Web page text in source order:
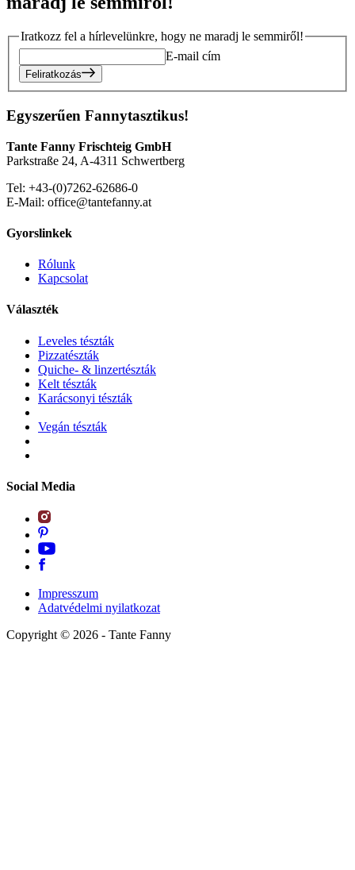
Iratkozz fel a hírlevelünkre, hogy ne maradj le semmiről!
E-mail cím
Feliratkozás
Egyszerűen Fannytasztikus!
Tante Fanny Frischteig GmbH
Parkstraße 24, A-4311 Schwertberg
Tel: +43-(0)7262-62686-0
E-Mail: office@tantefanny.at
Gyorslinkek
Rólunk
Kapcsolat
Választék
Leveles tészták
Pizzatészták
Quiche- & linzertészták
Kelt tészták
Karácsonyi tészták
Vegán tészták
Social Media
Impresszum
Adatvédelmi nyilatkozat
Copyright © 2026 - Tante Fanny